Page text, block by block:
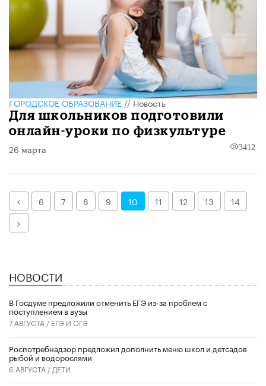
ГОРОДСКОЕ ОБРАЗОВАНИЕ//Новость
Для школьников подготовили
онлайн-уроки по физкультуре
26 марта 3412
Назад
6 7 8 9 10 11 12 13
14
Далее
НОВОСТИ
В Госдуме предложили отменить ЕГЭ из-за проблем с
поступлением в вузы
7 АВГУСТА / ЕГЭ И ОГЭ
Роспотребнадзор предложил дополнить меню школ и детсадов
рыбой и водорослями
6 АВГУСТА / ДЕТИ